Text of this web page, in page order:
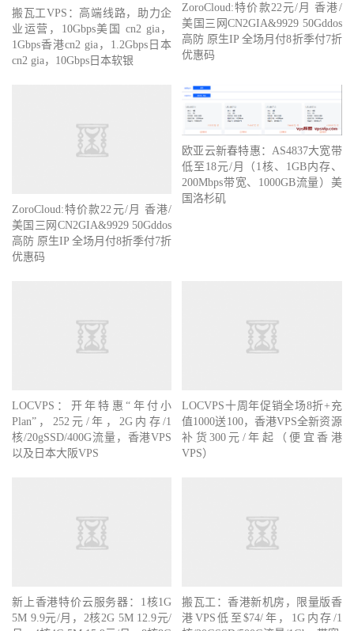
搬瓦工VPS：高端线路，助力企
业运营，10Gbps美国 cn2 gia，
1Gbps香港cn2 gia，1.2Gbps日本
cn2 gia，10Gbps日本软银
ZoroCloud:特价款22元/月 香港/
美国三网CN2GIA&9929 50Gddos
高防 原生IP 全场月付8折季付7折
优惠码
ZoroCloud:特价款22元/月 香港/
美国三网CN2GIA&9929 50Gddos
高防 原生IP 全场月付8折季付7折
优惠码
欧亚云新春特惠：AS4837大宽带
低至18元/月（1核、1GB内存、
200Mbps带宽、1000GB流量）美
国洛杉矶
LOCVPS：开年特惠“年付小
Plan”，252元/年，2G内存/1
核/20gSSD/400G流量，香港VPS
以及日本大阪VPS
LOCVPS十周年促销全场8折+充
值1000送100，香港VPS全新资源
补货300元/年起（便宜香港
VPS）
新上香港特价云服务器：1核1G
5M 9.9元/月，2核2G 5M 12.9元/
搬瓦工：香港新机房，限量版香
港VPS低至$74/年，1G内存/1